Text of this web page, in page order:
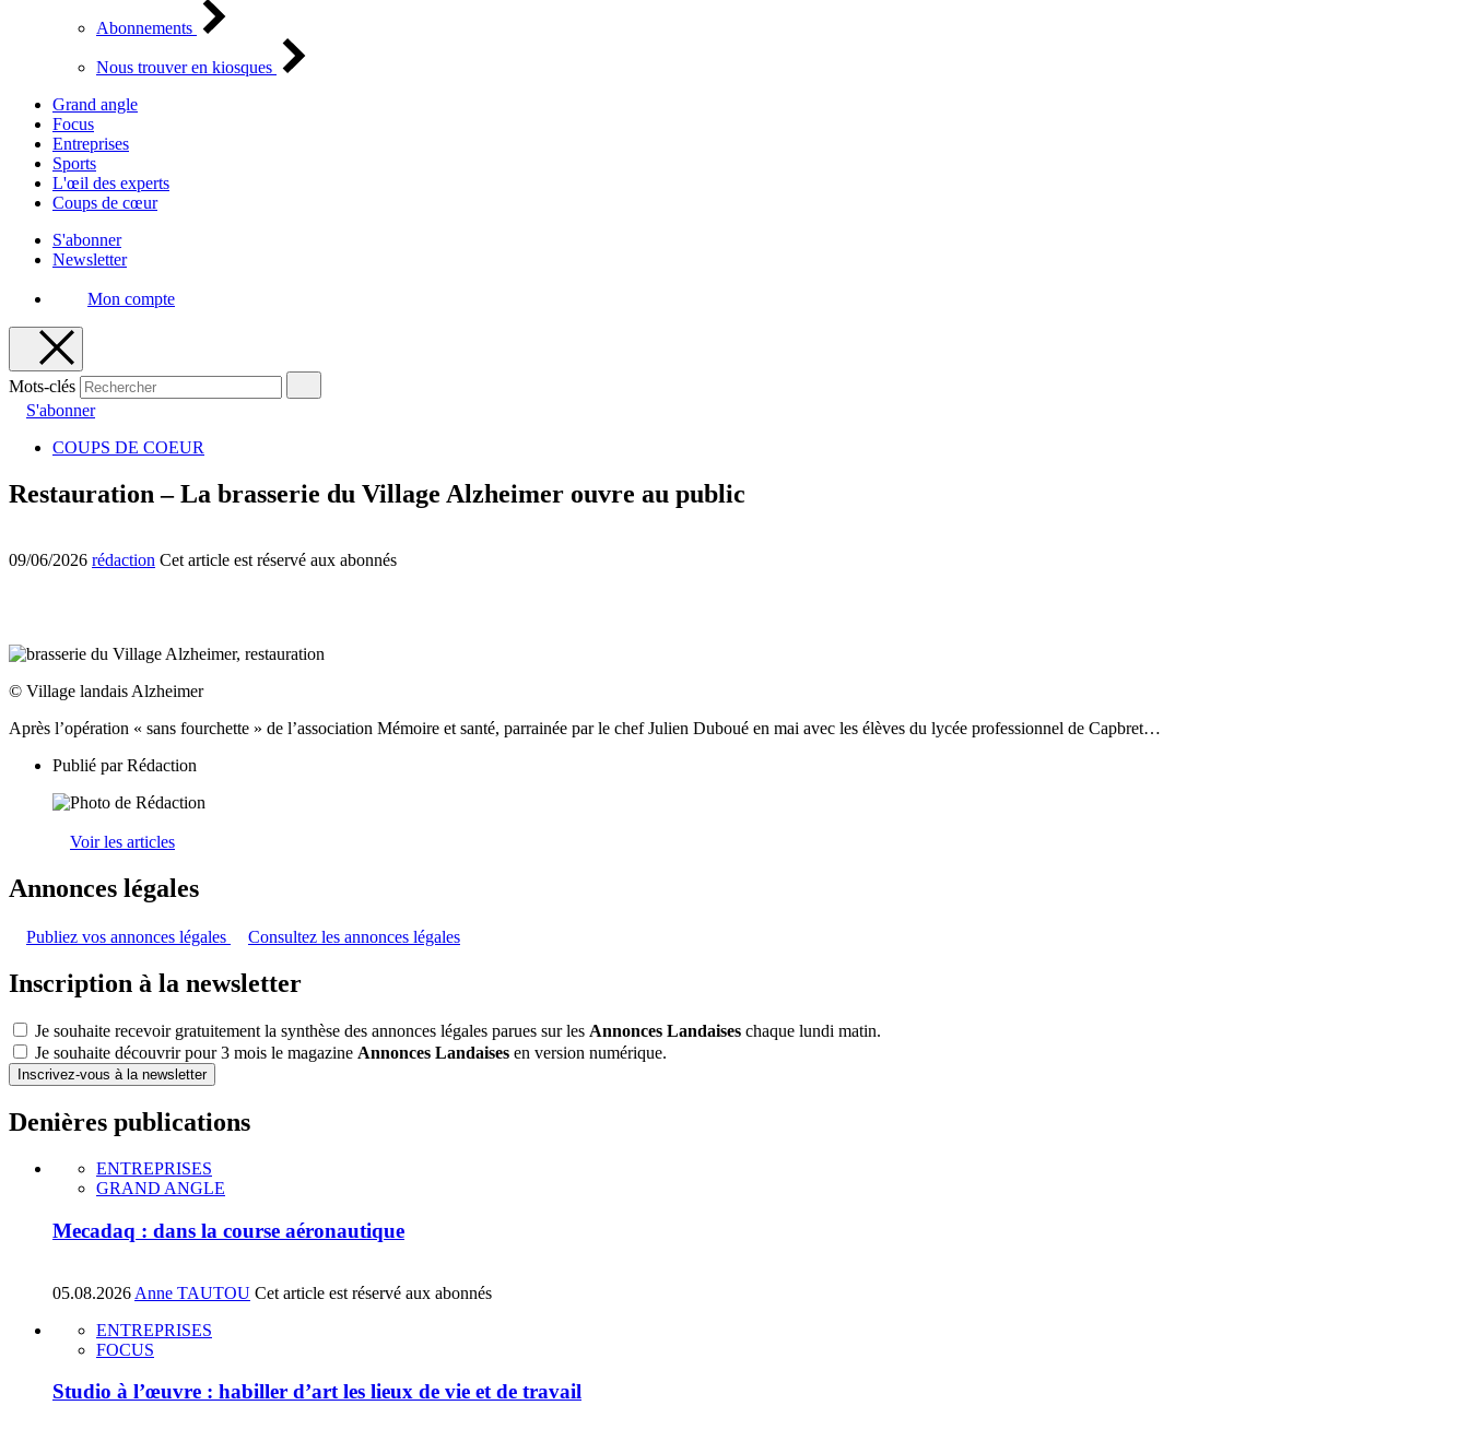
Abonnements
Nous trouver en kiosques
Grand angle
Focus
Entreprises
Sports
L'œil des experts
Coups de cœur
S'abonner
Newsletter
Mon compte
Mots-clés
S'abonner
COUPS DE COEUR
Restauration – La brasserie du Village Alzheimer ouvre au public
09/06/2026 rédaction Cet article est réservé aux abonnés
© Village landais Alzheimer
Après l’opération « sans fourchette » de l’association Mémoire et santé, parrainée par le chef Julien Duboué en mai avec les élèves du lycée professionnel de Capbret…
Publié parRédaction
Voir les articles
Annonces légales
Publiez vos annonces légales Consultez les annonces légales
Inscription à la newsletter
Je souhaite recevoir gratuitement la synthèse des annonces légales parues sur les Annonces Landaises chaque lundi matin.
Je souhaite découvrir pour 3 mois le magazine Annonces Landaises en version numérique.
Inscrivez-vous à la newsletter
Denières publications
ENTREPRISES
GRAND ANGLE
Mecadaq : dans la course aéronautique
05.08.2026 Anne TAUTOU Cet article est réservé aux abonnés
ENTREPRISES
FOCUS
Studio à l’œuvre : habiller d’art les lieux de vie et de travail